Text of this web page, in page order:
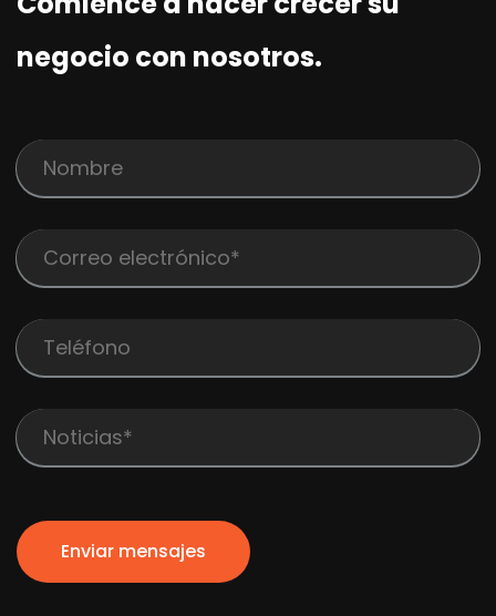
negocio con nosotros.
Enviar mensajes